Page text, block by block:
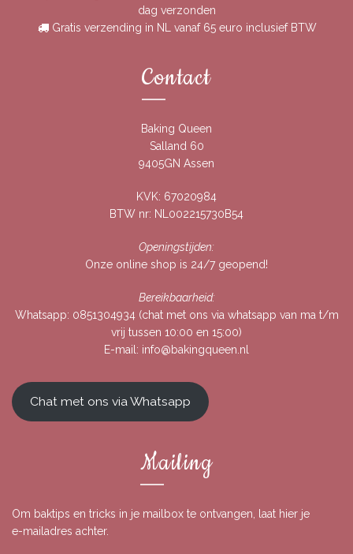
dag verzonden
Gratis verzending in NL vanaf 65 euro inclusief BTW
Contact
Baking Queen
Salland 60
9405GN Assen
KVK: 67020984
BTW nr: NL002215730B54
Openingstijden:
Onze online shop is 24/7 geopend!
Bereikbaarheid:
Whatsapp: 0851304934(chat met ons via whatsapp van ma t/m
vrij tussen 10:00 en 15:00)
E-mail: info@bakingqueen.nl
Chat met ons via Whatsapp
Mailing
Om baktips en tricks in je mailbox te ontvangen, laat hier je
e-mailadres achter.